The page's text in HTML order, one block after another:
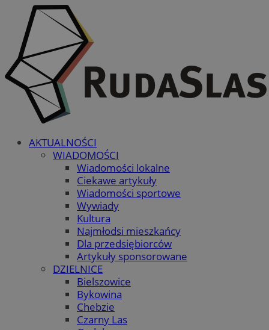
AKTUALNOŚCI
WIADOMOŚCI
Wiadomości lokalne
Ciekawe artykuły
Wiadomości sportowe
Wywiady
Kultura
Najmłodsi mieszkańcy
Dla przedsiębiorców
Artykuły sponsorowane
DZIELNICE
Bielszowice
Bykowina
Chebzie
Czarny Las